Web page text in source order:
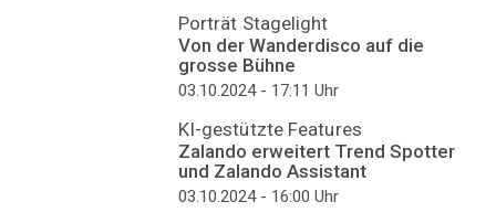
Porträt Stagelight
Von der Wanderdisco auf die
grosse Bühne
03.10.2024 - 17:11 Uhr
KI-gestützte Features
Zalando erweitert Trend Spotter
und Zalando Assistant
03.10.2024 - 16:00 Uhr